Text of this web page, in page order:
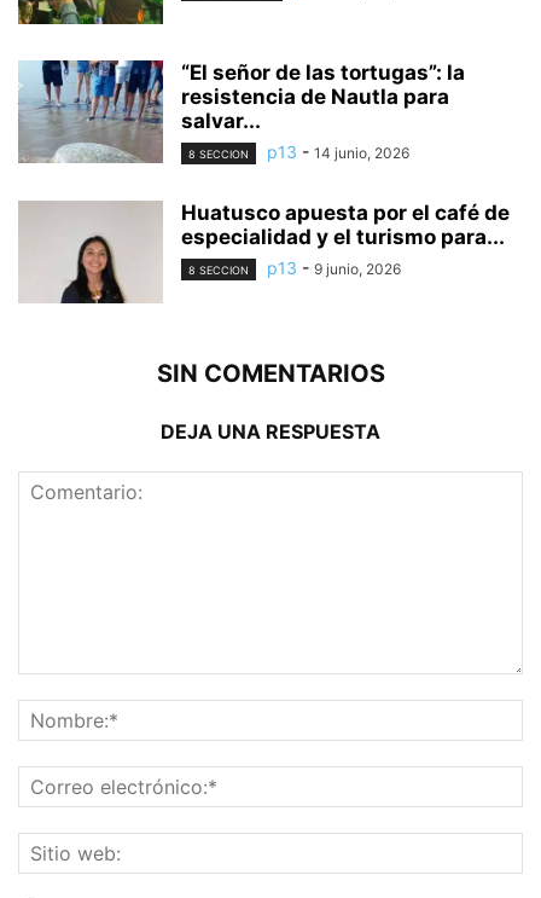
“El señor de las tortugas”: la
resistencia de Nautla para
salvar...
8 SECCION p13 - 14 junio, 2026
Huatusco apuesta por el café de
especialidad y el turismo para...
8 SECCION p13 - 9 junio, 2026
SIN COMENTARIOS
DEJA UNA RESPUESTA